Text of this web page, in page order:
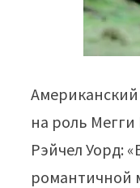
на роль
Рэйчел Уорд:
романтичной